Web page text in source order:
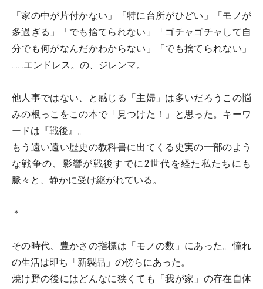
「家の中が片付かない」「特に台所がひどい」「モノが
多過ぎる」「でも捨てられない」「ゴチャゴチャして自
分でも何がなんだかわからない」「でも捨てられない」
……エンドレス。の、ジレンマ。
他人事ではない、と感じる「主婦」は多いだろうこの悩
みの根っこをこの本で「見つけた！」と思った。キーワ
ードは『戦後』。
もう遠い遠い歴史の教科書に出てくる史実の一部のよう
な戦争の、影響が戦後すでに2世代を経た私たちにも
脈々と、静かに受け継がれている。
＊
その時代、豊かさの指標は「モノの数」にあった。憧れ
の生活は即ち「新製品」の傍らにあった。
焼け野の後にはどんなに狭くても「我が家」の存在自体